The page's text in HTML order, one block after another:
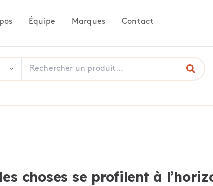
Équipe Marques Contact
choses se profilent à